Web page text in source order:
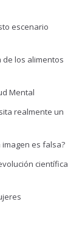
escenario
de los alimentos
Mental
realmente un
es falsa?
científica